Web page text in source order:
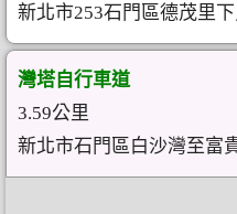
新北市253石門區德茂里
灣塔自行車道
3.59公里
新北市石門區白沙灣至富